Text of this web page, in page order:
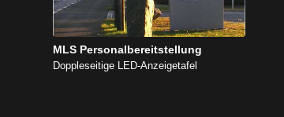
MLS Personalbereitstellung
Doppleseitige LED-Anzeigetafel